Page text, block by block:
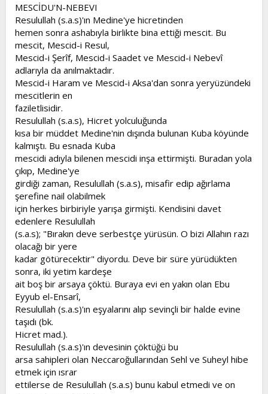
MESCİDU'N-NEBEVI
Resulullah (s.a.s)'ın Medine'ye hicretinden
hemen sonra ashabıyla birlikte bina ettiği mescit. Bu
mescit, Mescid-i Resul,
Mescid-i Şerîf, Mescid-i Saadet ve Mescid-i Nebevî
adlarıyla da anılmaktadır.
Mescid-i Haram ve Mescid-i Aksa'dan sonra yeryüzündeki
mescitlerin en
faziletlisidir.
Resulullah (s.a.s), Hicret yolculuğunda
kısa bir müddet Medine'nin dışında bulunan Kuba köyünde
kalmıştı. Bu esnada Kuba
mescidi adıyla bilenen mescidi inşa ettirmişti. Buradan yola
çıkıp, Medine'ye
girdiği zaman, Resulullah (s.a.s), misafir edip ağırlama
şerefine nail olabilmek
için herkes birbiriyle yarışa girmişti. Kendisini davet
edenlere Resulullah
(s.a.s); "Bırakın deve serbestçe yürüsün. O bizi Allahın razı
olacağı bir yere
kadar götürecektir" diyordu. Deve bir süre yürüdükten
sonra, iki yetim kardeşe
ait boş bir arsaya çöktü. Buraya evi en yakın olan Ebu
Eyyub el-Ensarî,
Resulullah (s.a.s)'ın eşyalarını alıp sevinçli bir halde evine
taşıdı (bk.
Hicret mad.).
Resulullah (s.a.s)'ın devesinin çöktüğü bu
arsa sahipleri olan Neccaroğullarından Sehl ve Suheyl hibe
etmek için ısrar
ettilerse de Resulullah (s.a.s) bunu kabul etmedi ve on